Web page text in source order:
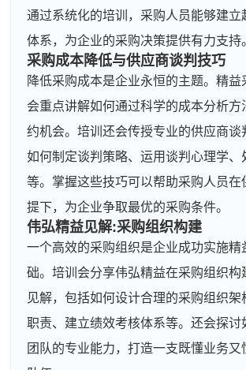
通过系统化的培训，采购人员能够建立
体系，为企业的采购决策提供有力支持
采购成本降低与供应商谈判技巧
降低采购成本是企业永恒的主题。精益
会重点讲解如何通过科学的成本分析方
约机会。培训还会传授专业的供应商谈
如何制定谈判策略、运用谈判心理学、
等。掌握这些技巧可以帮助采购人员在
提下，为企业争取最优的采购条件。
伟弘精益见解:采购组织构建
一个高效的采购组织是企业成功实施精
础。培训会分享伟弘精益在采购组织构
见解，包括如何设计合理的采购组织架
职责、建立绩效考核体系等。还会探讨
团队的专业能力，打造一支既懂业务又